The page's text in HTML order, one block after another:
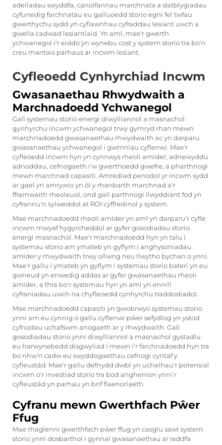
adeiladau swyddfa, canolfannau marchnata a datblygiadau
cyfunedig farchnatau eu galluoedd storio egni fel twfau
gwerthychu sydd yn cyfiawnhau cyfraddau lesiant uwch a
gwella cadwad lesiantiaid. Yn aml, mae'r gwerth
ychwanegol i'r eiddo yn wynebu cost y system storio tra bo'n
creu mantais parhaus ar incwm lesiant.
Cyfleoedd Cynhyrchiad Incwm
Gwasanaethau Rhwydwaith a
Marchnadoedd Ychwanegol
Gall systemau storio energi diwylliannol a masnachol
gynhyrchu incwm ychwanegol trwy gymryd rhan mewn
marchnadoedd gwasanaethau rhwydwaith ac yn darparu
gwasanaethau ychwanegol i gwmnïau cyflenwi. Mae'r
cyfleoedd incwm hyn yn cynnwys rheoli amlder, adnewyddu
adnoddau, cefnogaeth i'w gwerthoedd gwefre, a pharthnogi
mewn marchnad capasiti. Amrediad penodol yr incwm sydd
ar gael yn amrywio yn ôl y rhanbarth marchnad a'r
fframwaith rheoleuol, ond gall parthnogi llwyddiant fod yn
cyfrannu'n sylweddol at ROI cyffredinol y system.
Mae marchnadoedd rheoli amlder yn aml yn darparu'r cyfle
incwm mwyaf hygyrcheddol ar gyfer gosodiadau storio
energi masnachol. Mae'r marchnadoedd hyn yn talu i
systemau storio am ymateb yn gyflym i anghysoniadau
amlder y rhwydwaith trwy ollwng neu llwytho bychan o ynni.
Mae'r gallu i ymateb yn gyflym i systemau storio bateri yn eu
gwneud yn enwedig addas ar gyfer gwasanaethau rheoli
amlder, a thra bo'r systemau hyn yn aml yn ennill
cyfraniadau uwch na chyfleoedd cynhyrchu traddodiadol.
Mae marchnadoedd capasiti yn gwobrwyo systemau storio
ynni am eu cynnig o gallu cyflenwi pŵer sefydlog yn ystod
cyfnodau uchafswm anogaeth ar y rhwydwaith. Gall
gosodiadau storio ynni diwylliannol a masnachol gystadlu
eu harwynebedd disgwyliad i mewn i'r farchnadoedd hyn tra
bo nhw'n cadw eu swyddogaethau cefnogi cyntaf y
cyfleustâd. Mae'r gallu defnydd dwbl yn uchelhau'r potensial
incwm o'r investiad storio tra bod anghenion ynni'r
cyfleustâd yn parhau yn brif flaenoriaeth.
Cyfranu mewn Gwerthfach Pŵer
Ffug
Mae rhaglenni gwerthfach pŵer ffug yn casglu sawl system
storio ynni dosbarthol i gynnal gwasanaethau ar raddfa